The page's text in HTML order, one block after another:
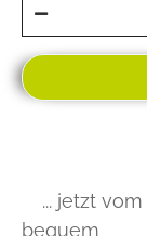
... jetzt vom
bequem